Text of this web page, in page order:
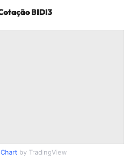
BIDI3
by TradingView